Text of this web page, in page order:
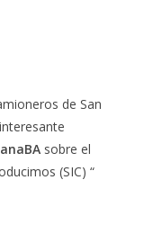
de San
sobre el
(SIC) “